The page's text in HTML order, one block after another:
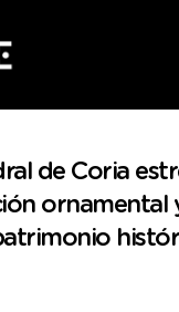
de Coria
ornamental